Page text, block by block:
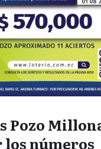
Pozo
los números